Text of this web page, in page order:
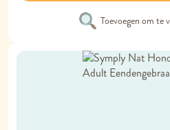
Toevoegen om te